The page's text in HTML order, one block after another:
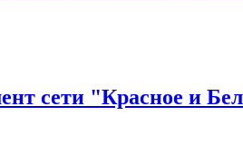
сети "Красное и